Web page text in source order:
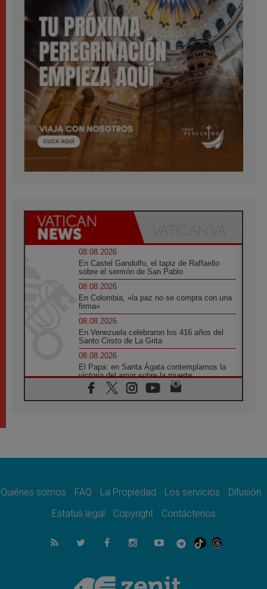
08.08.2026
En Castel Gandolfo, el tapiz de Raffaello
sobre el sermón de San Pablo
08.08.2026
En Colombia, «la paz no se compra con una
firma»
08.08.2026
En Venezuela celebraron los 416 años del
Santo Cristo de La Grita
08.08.2026
El Papa: en Santa Ágata contemplamos la
victoria del amor sobre la muerte
08.08.2026
León XIV visitará el Santuario de la Madre
07.08.2026
07.08.2026
el compromiso del cristiano"
La matanza de niños en Gaza no cesa: 300
muertos en 300 días
Tagle: La guerra desfigura el mundo, solo la
revelación de Dios lo transfigura
Quiénes somos FAQ La Propiedad Los servicios
Difusión
Estatus legal
Copyright Contáctenos